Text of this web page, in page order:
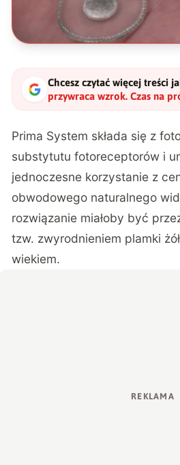
Chcesz czytać więcej treści
przywraca wzrok. Czas na
Prima System składa się z
substytutu fotoreceptorów i
jednoczesne korzystanie z
obwodowego naturalnego
rozwiązanie miałoby być
tzw. zwyrodnieniem plamki
wiekiem.